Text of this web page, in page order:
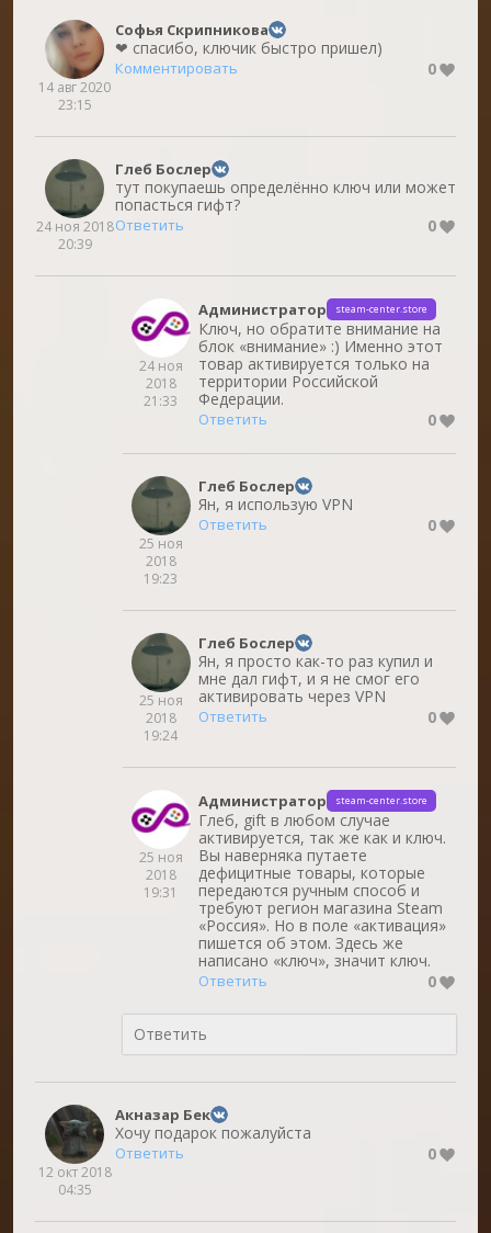
14 авг 2020
23:15
Софья Скрипникова
❤ спасибо, ключик быстро пришел)
Комментировать 0
24 ноя 2018
20:39
Глеб Бослер
тут покупаешь определённо ключ или может
попасться гифт?
Ответить 0
24 ноя
2018
21:33
Администратор steam-center.store
Ключ, но обратите внимание на
блок «внимание» :) Именно этот
товар активируется только на
территории Российской
Федерации.
Ответить 0
25 ноя
2018
19:23
Глеб Бослер
Ян, я использую VPN
Ответить 0
25 ноя
2018
19:24
Глеб Бослер
Ян, я просто как-то раз купил и
мне дал гифт, и я не смог его
активировать через VPN
Ответить 0
25 ноя
2018
19:31
Администратор steam-center.store
Глеб, gift в любом случае
активируется, так же как и ключ.
Вы наверняка путаете
дефицитные товары, которые
передаются ручным способ и
требуют регион магазина Steam
«Россия». Но в поле «активация»
пишется об этом. Здесь же
написано «ключ», значит ключ.
Ответить 0
12 окт 2018
04:35
Акназар Бек
Хочу подарок пожалуйста
Ответить 0